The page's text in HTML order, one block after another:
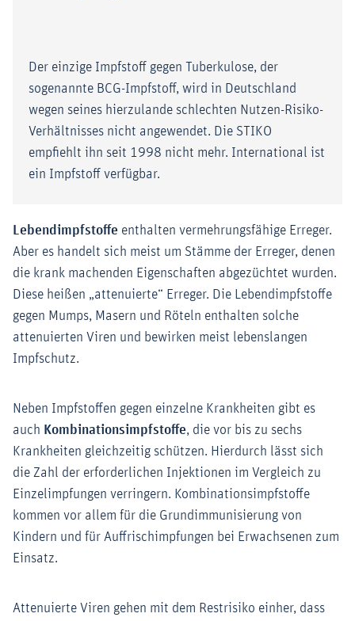
Der einzige Impfstoff gegen Tuberkulose, der
sogenannte BCG-Impfstoff, wird in Deutschland
wegen seines hierzulande schlechten Nutzen-Risiko-
Verhältnisses nicht angewendet. Die STIKO
empfiehlt ihn seit 1998 nicht mehr. International ist
ein Impfstoff verfügbar.
Lebendimpfstoffe enthalten vermehrungsfähige Erreger.
Aber es handelt sich meist um Stämme der Erreger, denen
die krank machenden Eigenschaften abgezüchtet wurden.
Diese heißen „attenuierte“ Erreger. Die Lebendimpfstoffe
gegen Mumps, Masern und Röteln enthalten solche
attenuierten Viren und bewirken meist lebenslangen
Impfschutz.
Neben Impfstoffen gegen einzelne Krankheiten gibt es
auch Kombinationsimpfstoffe, die vor bis zu sechs
Krankheiten gleichzeitig schützen. Hierdurch lässt sich
die Zahl der erforderlichen Injektionen im Vergleich zu
Einzelimpfungen verringern. Kombinationsimpfstoffe
kommen vor allem für die Grundimmunisierung von
Kindern und für Auffrischimpfungen bei Erwachsenen zum
Einsatz.
Attenuierte Viren gehen mit dem Restrisiko einher, dass